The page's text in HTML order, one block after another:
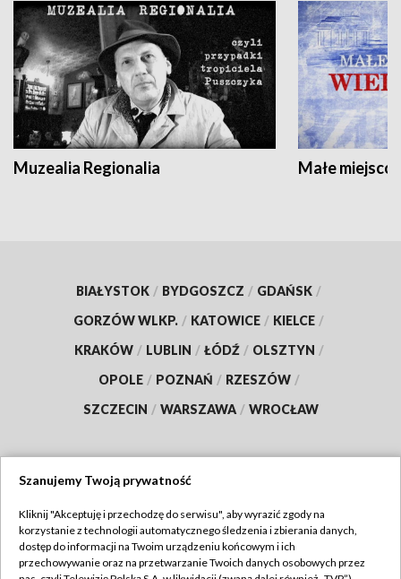
Muzealia Regionalia Małe
BIAŁYSTOK / BYDGOSZCZ / GDAŃSK /
GORZÓW WLKP. / KATOWICE / KIELCE /
KRAKÓW / LUBLIN / ŁÓDŹ / OLSZTYN /
OPOLE / POZNAŃ / RZESZÓW /
SZCZECIN / WARSZAWA / WROCŁAW
TVP
Abonament TVP
Regulamin TVP
Szanujemy Twoją prywatność
Kliknij "Akceptuję i przechodzę do serwisu", aby wyrazić zgody na
korzystanie z technologii automatycznego śledzenia i zbierania danych,
dostęp do informacji na Twoim urządzeniu końcowym i ich
przechowywanie oraz na przetwarzanie Twoich danych osobowych przez